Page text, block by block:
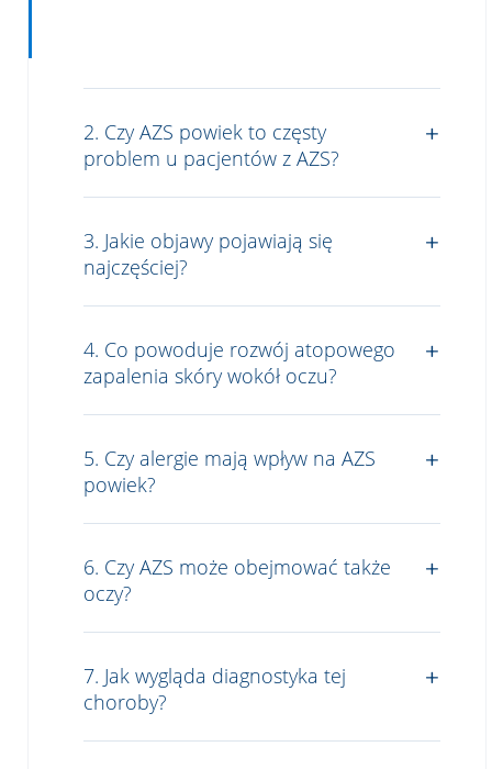
2. Czy AZS powiek to częsty
problem u pacjentów z AZS?
3. Jakie objawy pojawiają się
najczęściej?
4. Co powoduje rozwój atopowego
zapalenia skóry wokół oczu?
5. Czy alergie mają wpływ na AZS
powiek?
6. Czy AZS może obejmować także
oczy?
7. Jak wygląda diagnostyka tej
choroby?